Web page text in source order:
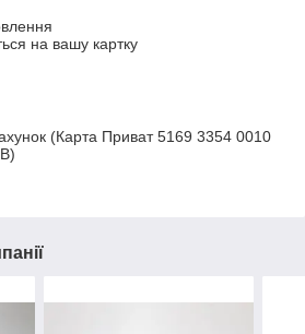
на вашу картку
(Карта Приват 5169 3354 0010